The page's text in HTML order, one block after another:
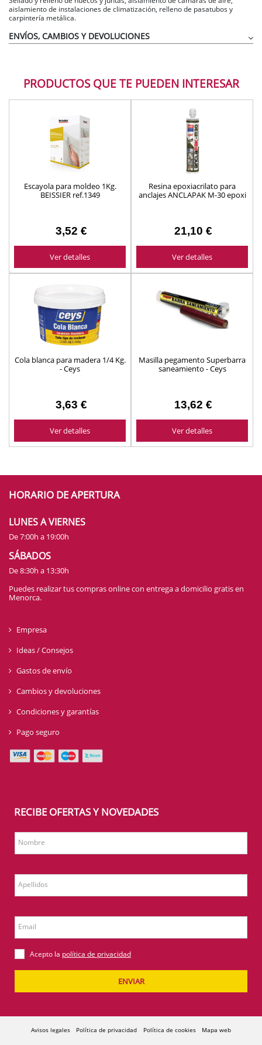
aislamiento de instalaciones de climatización, relleno de pasatubos y
carpintería metálica.
ENVÍOS, CAMBIOS Y DEVOLUCIONES
PRODUCTOS QUE TE PUEDEN INTERESAR
Escayola para moldeo 1Kg.
BEISSIER ref.1349
3,52 €
Ver detalles
Resina epoxiacrilato para
anclajes ANCLAPAK M-30 epoxi
21,10 €
Ver detalles
Cola blanca para madera 1/4 Kg.
- Ceys
3,63 €
Ver detalles
Masilla pegamento Superbarra
saneamiento - Ceys
13,62 €
Ver detalles
HORARIO DE APERTURA
LUNES A VIERNES
De 7:00h a 19:00h
SÁBADOS
De 8:30h a 13:30h
Puedes realizar tus compras online con entrega a domicilio gratis en
Menorca.
Empresa
Ideas / Consejos
Gastos de envío
Cambios y devoluciones
Condiciones y garantías
Pago seguro
RECIBE OFERTAS Y NOVEDADES
Nombre
Apellidos
Email
Acepto la política de privacidad
ENVIAR
Avisos legales Política de privacidad Política de cookies Mapa web